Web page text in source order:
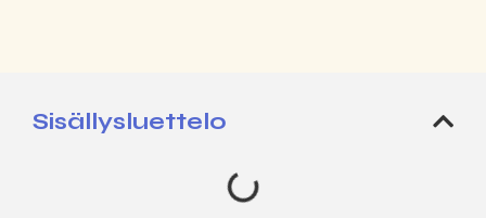
Sisällysluettelo